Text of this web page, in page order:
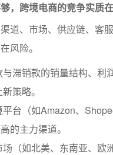
，跨境电商的竞争实质
道、市场、供应链、客
风险。
滞销款的销量结构、
策略。
台（如Amazon、
的主力渠道。
（如北美、东南亚、欧